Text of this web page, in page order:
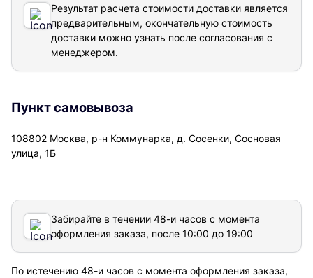
Результат расчета стоимости доставки является
предварительным, окончательную стоимость
доставки можно узнать после согласования с
менеджером.
Пункт самовывоза
108802 Москва, р-н Коммунарка, д. Сосенки, Сосновая
улица, 1Б
Забирайте в течении 48-и часов с момента
оформления заказа, после 10:00 до 19:00
По истечению 48-и часов с момента оформления заказа,